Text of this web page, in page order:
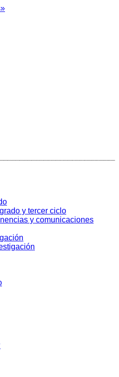
y tercer ciclo
y comunicaciones